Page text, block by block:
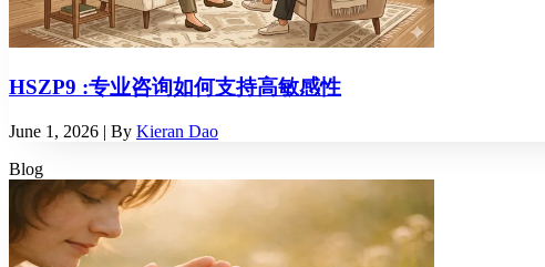
HSZP9 :专业咨询如何支持高敏感性
June 1, 2026 | By Kieran Dao
Blog